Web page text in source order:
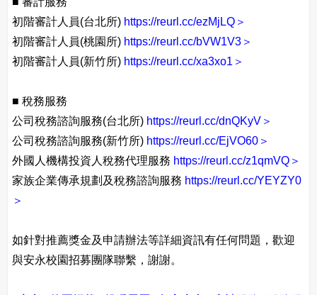
初階審計人員(台北所) https://reurl.cc/ezMjLQ＞
初階審計人員(桃園所) https://reurl.cc/bVW1V3＞
初階審計人員(新竹所) https://reurl.cc/xa3xo1＞
■ 稅務服務
公司稅務諮詢服務(台北所) https://reurl.cc/dnQKyV＞
公司稅務諮詢服務(新竹所) https://reurl.cc/EjVO60＞
外國人機構投資人稅務代理服務 https://reurl.cc/z1qmVQ＞
家族企業傳承規劃及稅務諮詢服務 https://reurl.cc/YEYZY0
＞
如針對推薦獎金及申請辦法等詳細資訊有任何問題，歡迎
與安永校園招募團隊聯繫，謝謝。